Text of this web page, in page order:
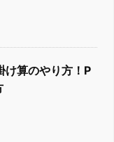
け算のやり方！P